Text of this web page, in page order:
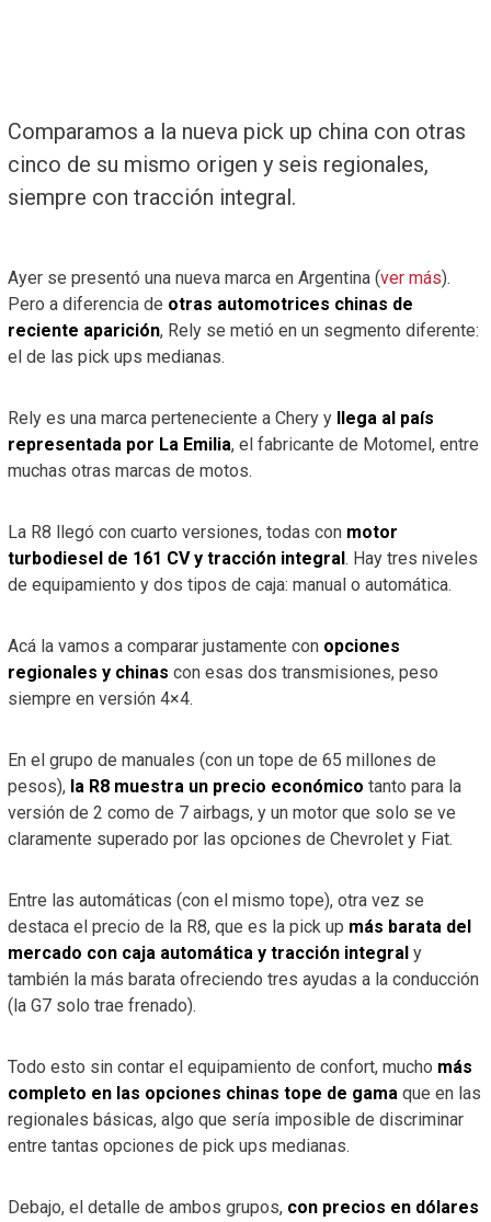
Comparamos a la nueva pick up china con otras
cinco de su mismo origen y seis regionales,
siempre con tracción integral.
Ayer se presentó una nueva marca en Argentina (ver más).
Pero a diferencia de otras automotrices chinas de
reciente aparición, Rely se metió en un segmento diferente:
el de las pick ups medianas.
Rely es una marca perteneciente a Chery y
llega al país
representada por La Emilia, el fabricante de Motomel, entre
muchas otras marcas de motos.
La R8 llegó con cuarto versiones, todas con motor
turbodiesel de 161 CV y tracción integral . Hay tres niveles
de equipamiento y dos tipos de caja: manual o automática.
Acá la vamos a comparar justamente con opciones
regionales y chinas con esas dos transmisiones, peso
siempre en versión 4×4.
En el grupo de manuales (con un tope de 65 millones de
pesos), la R8 muestra un precio económico tanto para la
versión de 2 como de 7 airbags, y un motor que solo se ve
claramente superado por las opciones de Chevrolet y Fiat.
Entre las automáticas (con el mismo tope), otra vez se
destaca el precio de la R8, que es la pick up más barata del
mercado con caja automática y tracción integral y
también la más barata ofreciendo tres ayudas a la conducción
(la G7 solo trae frenado).
Todo esto sin contar el equipamiento de confort, mucho más
completo en las opciones chinas tope de gamaque en las
regionales básicas, algo que sería imposible de discriminar
entre tantas opciones de pick ups medianas.
Debajo, el detalle de ambos grupos, con precios en dólares